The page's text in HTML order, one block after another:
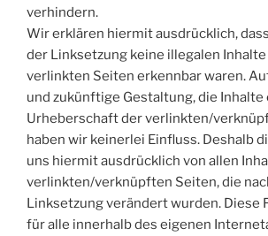
verhindern.
Wir erklären hiermit ausdrücklich,
der Linksetzung keine illegalen Inhalte
verlinkten Seiten erkennbar waren.
und zukünftige Gestaltung, die Inhalte
Urheberschaft der verlinkten/
haben wir keinerlei Einfluss. Deshalb
uns hiermit ausdrücklich von allen
verlinkten/verknüpften Seiten, die
Linksetzung verändert wurden. Diese
für alle innerhalb des eigenen